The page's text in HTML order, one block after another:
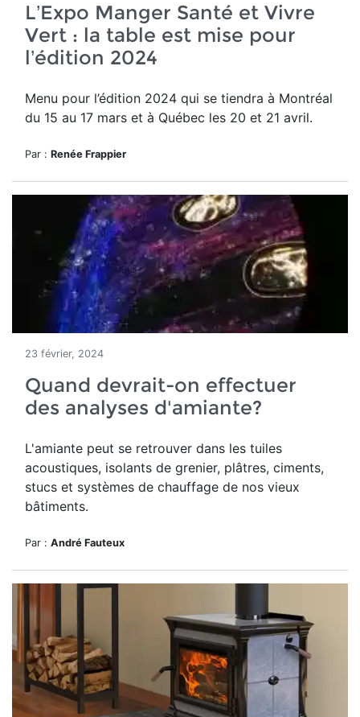
L’Expo Manger Santé et Vivre
Vert : la table est mise pour
l’édition 2024
Menu pour l’édition 2024 qui se tiendra à Montréal
du 15 au 17 mars et à Québec les 20 et 21 avril.
Par : Renée Frappier
23 février, 2024
Quand devrait-on effectuer
des analyses d'amiante?
L'amiante peut se retrouver dans les tuiles
acoustiques, isolants de grenier, plâtres, ciments,
stucs et systèmes de chauffage de nos vieux
bâtiments.
Par : André Fauteux